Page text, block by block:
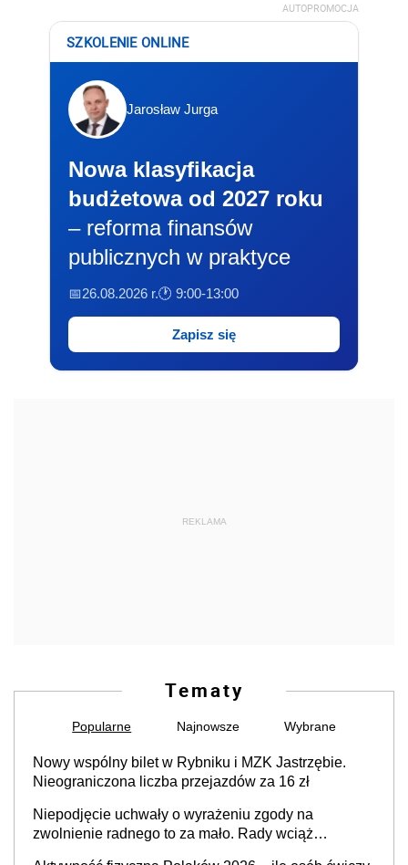
AUTOPROMOCJA
SZKOLENIE ONLINE
Jarosław Jurga
Nowa klasyfikacja
budżetowa od 2027 roku
– reforma finansów
publicznych w praktyce
📅26.08.2026 r.🕐 9:00-13:00
Zapisz się
REKLAMA
Tematy
Popularne Najnowsze Wybrane
Nowy wspólny bilet w Rybniku i MZK Jastrzębie.
Nieograniczona liczba przejazdów za 16 zł
Niepodjęcie uchwały o wyrażeniu zgody na
zwolnienie radnego to za mało. Rady wciąż